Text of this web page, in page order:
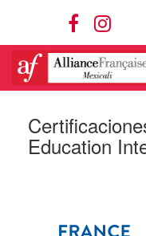
Education